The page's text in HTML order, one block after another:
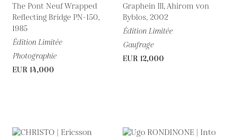
The Pont Neuf Wrapped
Reflecting Bridge PN-150,
1985
Édition Limitée
Photographie
EUR 14,000
Graphein III, Ahirom von
Byblos, 2002
Édition Limitée
Gaufrage
EUR 12,000